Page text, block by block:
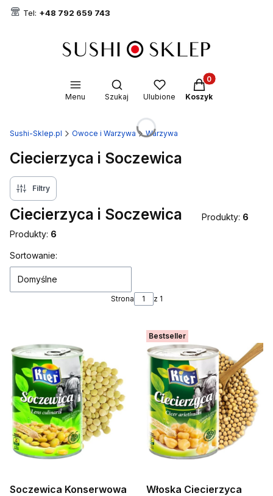
Tel: +48 792 659 743
Menu
Otwórz wyszukiwarkę
Szukaj Ulubione
Produkty w
Koszyk
Sushi-Sklep.pl Owoce i Warzywa Warzywa
Ciecierzyca i Soczewica
Filtry
Ciecierzyca i Soczewica Produkty: 6
Produkty: 6
Lista produktów
Sortowanie:
Domyślne
Strona z 1
Soczewica Konserwowa
Bestseller
Włoska Ciecierzyca